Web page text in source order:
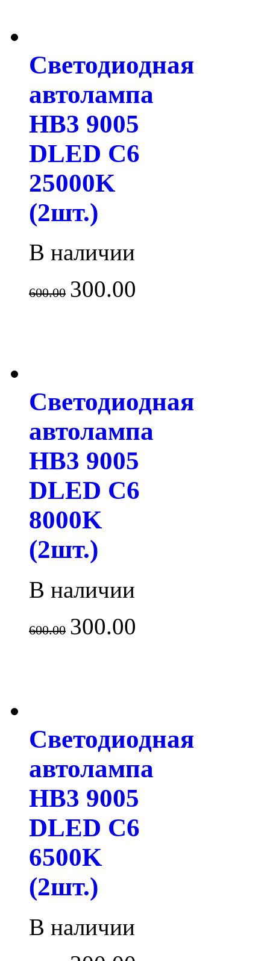
Светодиодная
автолампа
HB3 9005
DLED C6
25000K
(2шт.)
В наличии
600.00 300.00
Светодиодная
автолампа
HB3 9005
DLED C6
8000K
(2шт.)
В наличии
600.00 300.00
Светодиодная
автолампа
HB3 9005
DLED C6
6500K
(2шт.)
В наличии